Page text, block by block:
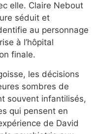
elle. Claire Nebout
séduit et
au personnage
à l’hôpital
finale.
les décisions
sombres de
souvent infantilisés,
qui pensent en
de David